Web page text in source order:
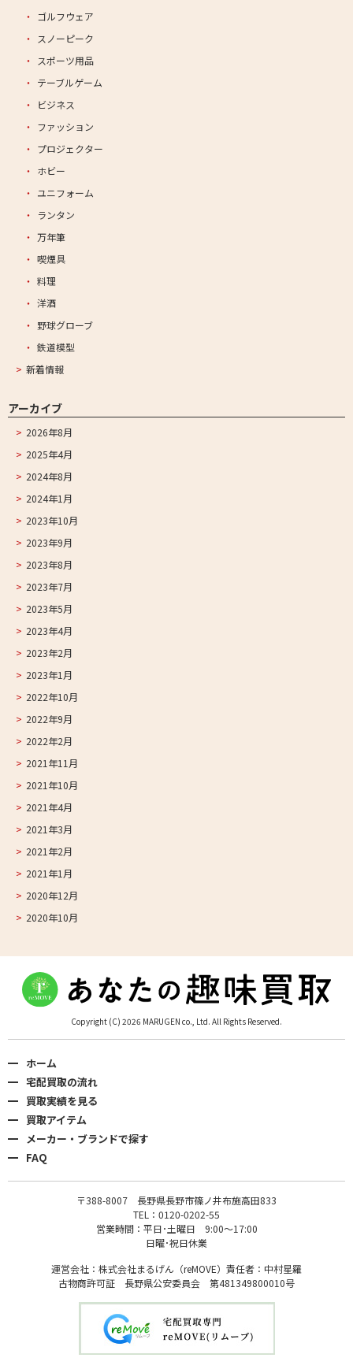
ゴルフウェア
スノーピーク
スポーツ用品
テーブルゲーム
ビジネス
ファッション
プロジェクター
ホビー
ユニフォーム
ランタン
万年筆
喫煙具
料理
洋酒
野球グローブ
鉄道模型
新着情報
アーカイブ
2026年8月
2025年4月
2024年8月
2024年1月
2023年10月
2023年9月
2023年8月
2023年7月
2023年5月
2023年4月
2023年2月
2023年1月
2022年10月
2022年9月
2022年2月
2021年11月
2021年10月
2021年4月
2021年3月
2021年2月
2021年1月
2020年12月
2020年10月
Copyright (C) 2026 MARUGEN co., Ltd. All Rights Reserved.
ホーム
宅配買取の流れ
買取実績を見る
買取アイテム
メーカー・ブランドで探す
FAQ
〒388-8007 長野県長野市篠ノ井布施高田833
TEL：0120-0202-55
営業時間：平日･土曜日 9:00〜17:00
日曜･祝日休業
運営会社：株式会社まるげん（reMOVE）責任者：中村星羅
古物商許可証 長野県公安委員会 第481349800010号